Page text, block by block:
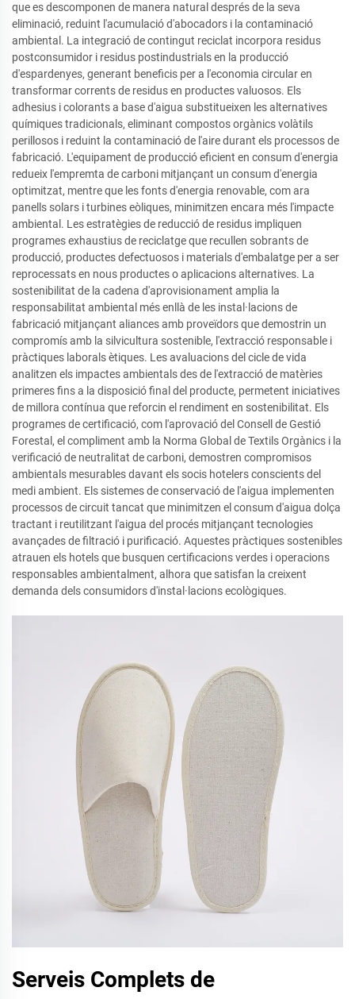
que es descomponen de manera natural després de la seva
eliminació, reduint l'acumulació d'abocadors i la contaminació
ambiental. La integració de contingut reciclat incorpora residus
postconsumidor i residus postindustrials en la producció
d'espardenyes, generant beneficis per a l'economia circular en
transformar corrents de residus en productes valuosos. Els
adhesius i colorants a base d'aigua substitueixen les alternatives
químiques tradicionals, eliminant compostos orgànics volàtils
perillosos i reduint la contaminació de l'aire durant els processos de
fabricació. L'equipament de producció eficient en consum d'energia
redueix l'empremta de carboni mitjançant un consum d'energia
optimitzat, mentre que les fonts d'energia renovable, com ara
panells solars i turbines eòliques, minimitzen encara més l'impacte
ambiental. Les estratègies de reducció de residus impliquen
programes exhaustius de reciclatge que recullen sobrants de
producció, productes defectuosos i materials d'embalatge per a ser
reprocessats en nous productes o aplicacions alternatives. La
sostenibilitat de la cadena d'aprovisionament amplia la
responsabilitat ambiental més enllà de les instal·lacions de
fabricació mitjançant aliances amb proveïdors que demostrin un
compromís amb la silvicultura sostenible, l'extracció responsable i
pràctiques laborals ètiques. Les avaluacions del cicle de vida
analitzen els impactes ambientals des de l'extracció de matèries
primeres fins a la disposició final del producte, permetent iniciatives
de millora contínua que reforcin el rendiment en sostenibilitat. Els
programes de certificació, com l'aprovació del Consell de Gestió
Forestal, el compliment amb la Norma Global de Textils Orgànics i la
verificació de neutralitat de carboni, demostren compromisos
ambientals mesurables davant els socis hotelers conscients del
medi ambient. Els sistemes de conservació de l'aigua implementen
processos de circuit tancat que minimitzen el consum d'aigua dolça
tractant i reutilitzant l'aigua del procés mitjançant tecnologies
avançades de filtració i purificació. Aquestes pràctiques sostenibles
atrauen els hotels que busquen certificacions verdes i operacions
responsables ambientalment, alhora que satisfan la creixent
demanda dels consumidors d'instal·lacions ecològiques.
Serveis Complets de